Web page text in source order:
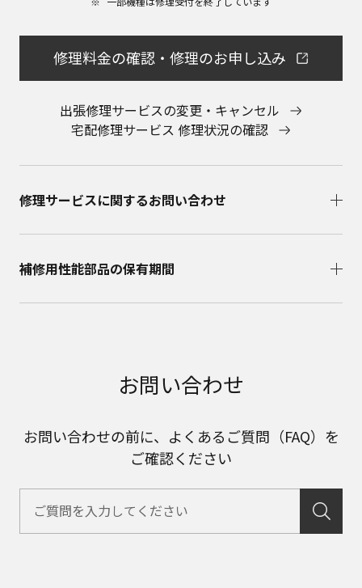
会社に直接お問い合わせください。
かったことにより万一損害（データの破損・業務の中
断・営業情報の損失などによる損害を含む）が生じ、
の可能性があることについてあらかじめ知らされた場
合でも、当社は一切責任を負いませんことをご了承く
本ウェブサイトのサービスの中止、変更など
容や条件を変更する場合があります。あらかじめご了
取扱説明書は、商品をご購入いただいたお客様のため
の資料です。本ウェブサイトに公開されている取扱説
修理料金の確認・修理のお申し込み
出張修理サービスの変更・キャンセル
宅配修理サービス 修理状況の確認
修理サービスに関するお問い合わせ​
補修用性能部品の保有期間​
お問い合わせ
お問い合わせの前に、よくあるご質問（FAQ）を
ご確認ください